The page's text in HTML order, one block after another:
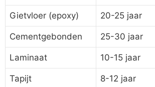
Gietvloer (epoxy) 20-25 jaar
Cementgebonden 25-30 jaar
Laminaat 10-15 jaar
Tapijt 8-12 jaar